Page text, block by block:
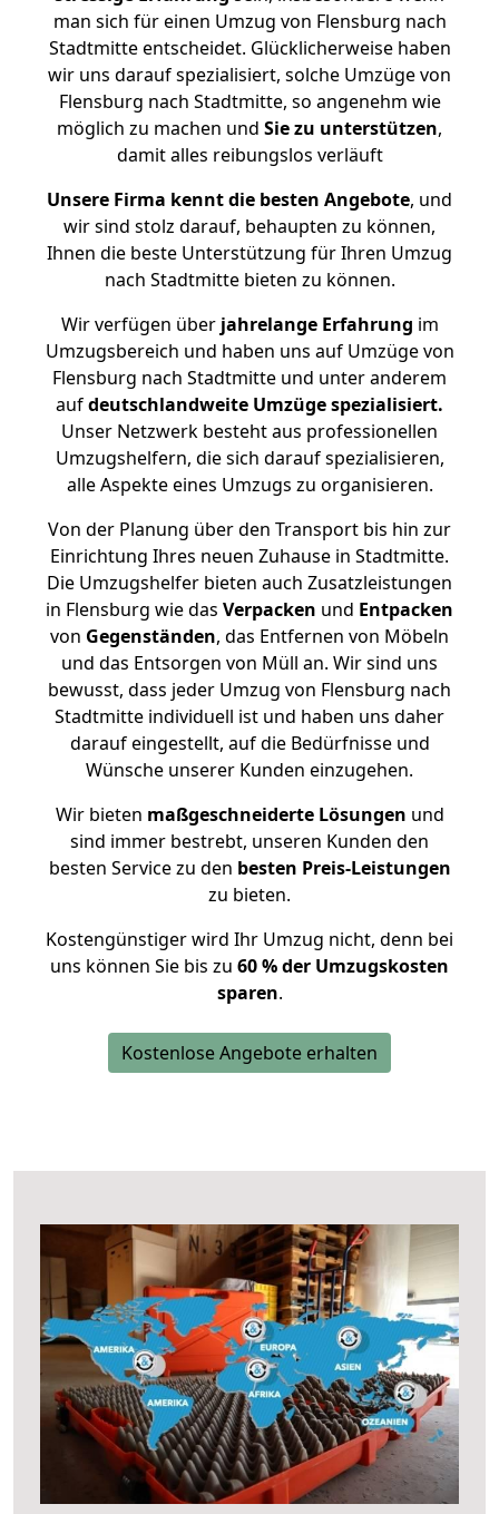
man sich für einen Umzug von Flensburg nach
Stadtmitte entscheidet. Glücklicherweise haben
wir uns darauf spezialisiert, solche Umzüge von
Flensburg nach Stadtmitte, so angenehm wie
möglich zu machen und Sie zu unterstützen,
damit alles reibungslos verläuft
Unsere Firma kennt die besten Angebote, und
wir sind stolz darauf, behaupten zu können,
Ihnen die beste Unterstützung für Ihren Umzug
nach Stadtmitte bieten zu können.
Wir verfügen überjahrelange Erfahrung im
Umzugsbereich und haben uns auf Umzüge von
Flensburg nach Stadtmitte und unter anderem
aufdeutschlandweite Umzüge spezialisiert.
Unser Netzwerk besteht aus professionellen
Umzugshelfern, die sich darauf spezialisieren,
alle Aspekte eines Umzugs zu organisieren.
Von der Planung über den Transport bis hin zur
Einrichtung Ihres neuen Zuhause in Stadtmitte.
Die Umzugshelfer bieten auch Zusatzleistungen
in Flensburg wie das Verpacken und Entpacken
von Gegenständen, das Entfernen von Möbeln
und das Entsorgen von Müll an. Wir sind uns
bewusst, dass jeder Umzug von Flensburg nach
Stadtmitte individuell ist und haben uns daher
darauf eingestellt, auf die Bedürfnisse und
Wünsche unserer Kunden einzugehen.
Wir bieten maßgeschneiderte Lösungen und
sind immer bestrebt, unseren Kunden den
besten Service zu den besten Preis-Leistungen
zu bieten.
Kostengünstiger wird Ihr Umzug nicht, denn bei
uns können Sie bis zu 60 % der Umzugskosten
sparen.
Kostenlose Angebote erhalten